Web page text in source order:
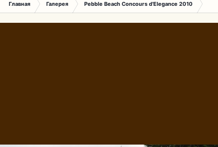
Главная Галерея Pebble Beach Concours d'Elegance 2010